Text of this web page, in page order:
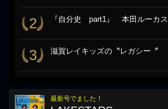
2 『自分史 part1』 本田ルーカス
3 滋賀レイキッズの〝レガシー〞
最新号でました！